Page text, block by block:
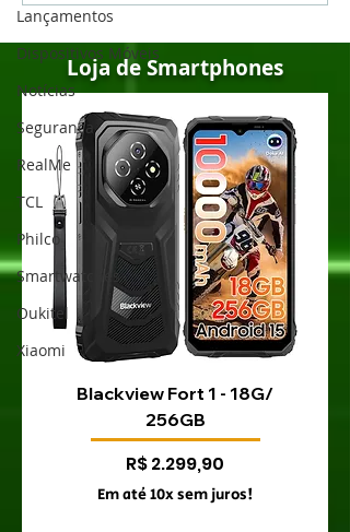
Lançamentos
Dispositivos Móveis
Notícias
Segurança
RealMe
TCL
Philco
Smartwatches
Oukitel
Xiaomi
Pro: O novo
com câmera térmica
que vai te surpreender!
Loja de Smartphones
Blackview Fort 1 - 18G/
256GB
Preço
R$ 2.299,90
Em até 10x sem juros!